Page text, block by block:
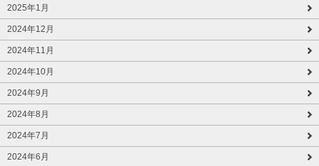
2025年1月
2024年12月
2024年11月
2024年10月
2024年9月
2024年8月
2024年7月
2024年6月